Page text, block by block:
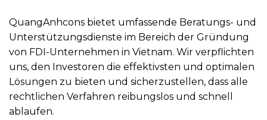
QuangAnhcons bietet umfassende Beratungs- und
Unterstützungsdienste im Bereich der Gründung
von FDI-Unternehmen in Vietnam. Wir verpflichten
uns, den Investoren die effektivsten und optimalen
Lösungen zu bieten und sicherzustellen, dass alle
rechtlichen Verfahren reibungslos und schnell
ablaufen.